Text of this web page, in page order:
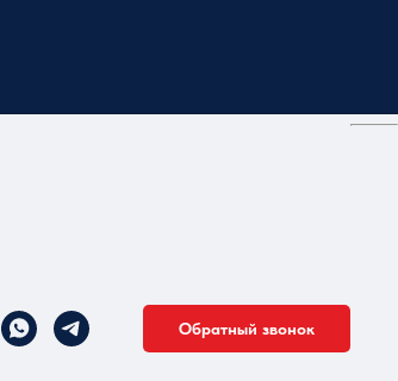
Обратный звонок